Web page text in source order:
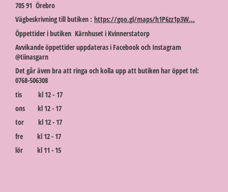
705 91 Örebro
Vägbeskrivning till butiken : https://goo.gl/maps/h1P6zz1p3W...
Öppettider i butiken Kärnhuset i Kvinnerstatorp
Avvikande öppettider uppdateras i Facebook och Instagram
@tiinasgarn
Det går även bra att ringa och kolla upp att butiken har öppet tel:
0768-506308
tis kl 12 - 17
ons kl 12 - 17
tor kl 12 - 17
fre kl 12 - 17
lör kl 11 - 15